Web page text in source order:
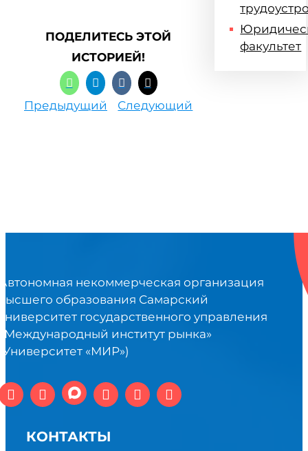
ПОДЕЛИТЕСЬ ЭТОЙ
ИСТОРИЕЙ!
Предыдущий Следующий
факультет
некоммерческая организация
образования Самарский
государственного управления
институт рынка»
«МИР»)
КОНТАКТЫ